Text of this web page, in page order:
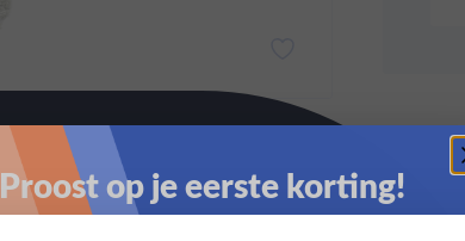
Proost op je eerste korting!